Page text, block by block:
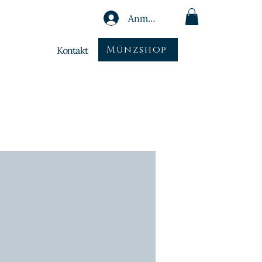
Kontakt
Anmelden
Münzshop